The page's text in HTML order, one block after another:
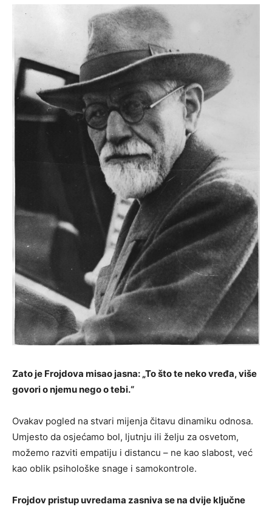
Zato je Frojdova misao jasna: „To što te neko vređa, više
govori o njemu nego o tebi.“
Ovakav pogled na stvari mijenja čitavu dinamiku odnosa.
Umjesto da osjećamo bol, ljutnju ili želju za osvetom,
možemo razviti empatiju i distancu – ne kao slabost, već
kao oblik psihološke snage i samokontrole.
Frojdov pristup uvredama zasniva se na dvije ključne